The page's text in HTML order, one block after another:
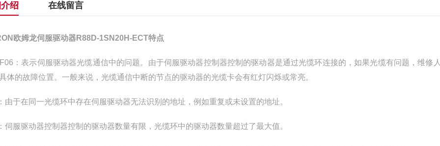
绍 在线留言
欧姆龙伺服驱动器R88D-1SN20H-ECT特点
：表示伺服驱动器光缆通信中的问题。由于伺服驱动器控制器控制的驱动器是通过光缆环连接的，如果光缆有问题，维修
体的故障位置。一般来说，光缆通信中断的节点的驱动器的光缆卡会有红灯闪烁或常亮。
由于在同一光缆环中存在伺服驱动器无法识别的地址，例如重复或未设置的地址。
伺服驱动器控制器控制的驱动器数量有限，光缆环中的驱动器数量超过了最大值。